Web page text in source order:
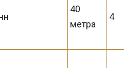
40
метра
4